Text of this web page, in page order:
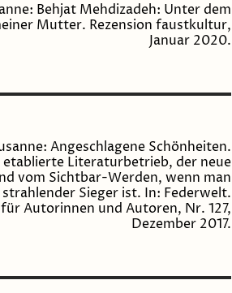
Behjat Mehdizadeh: Unter dem
Mutter. Rezension faustkultur,
Januar 2020.
Angeschlagene Schönheiten.
etablierte Literaturbetrieb, der neue
vom Sichtbar-Werden, wenn man
strahlender Sieger ist. In: Federwelt.
Autorinnen und Autoren, Nr. 127,
Dezember 2017.